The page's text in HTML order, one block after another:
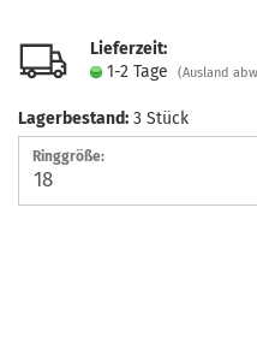
Lieferzeit:
1-2 Tage
(Ausland
Lagerbestand: 3 Stück
Ringgröße: